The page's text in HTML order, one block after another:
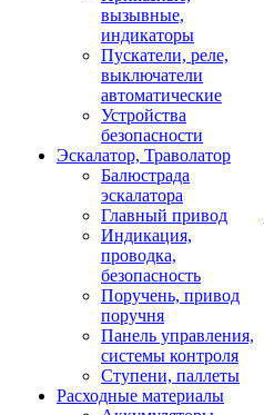
вызывные,
индикаторы
Пускатели, реле,
выключатели
автоматические
Устройства
безопасности
Эскалатор, Траволатор
Балюстрада
эскалатора
Главный привод
Индикация,
проводка,
безопасность
Поручень, привод
поручня
Панель управления,
системы контроля
Ступени, паллеты
Расходные материалы